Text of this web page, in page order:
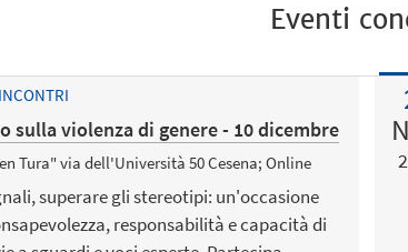
Eventi
sulla violenza di genere - 10 dicembre
Tura" via dell'Università 50 Cesena; Online
superare gli stereotipi: un'occasione
responsabilità e capacità di